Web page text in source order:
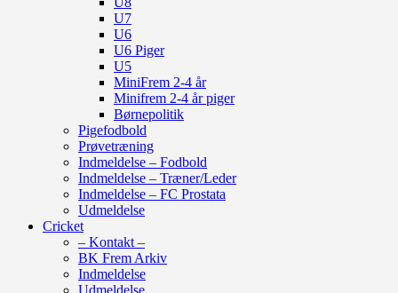
U7
U6
U6 Piger
U5
MiniFrem 2-4 år
Minifrem 2-4 år piger
Børnepolitik
Pigefodbold
Prøvetræning
Indmeldelse – Fodbold
Indmeldelse – Træner/Leder
Indmeldelse – FC Prostata
Udmeldelse
Cricket
– Kontakt –
BK Frem Arkiv
Indmeldelse
Udmeldelse